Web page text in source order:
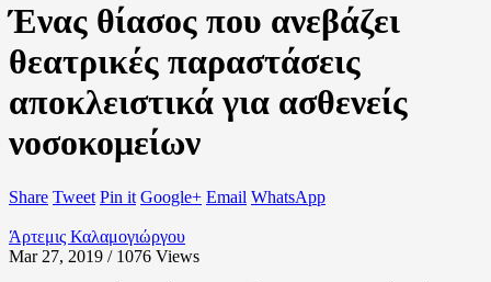
Ένας θίασος που ανεβάζει
θεατρικές παραστάσεις
αποκλειστικά για ασθενείς
νοσοκομείων
Share Tweet Pin it Google+ Email WhatsApp
Άρτεμις Καλαμογιώργου
Mar 27, 2019 / 1076 Views